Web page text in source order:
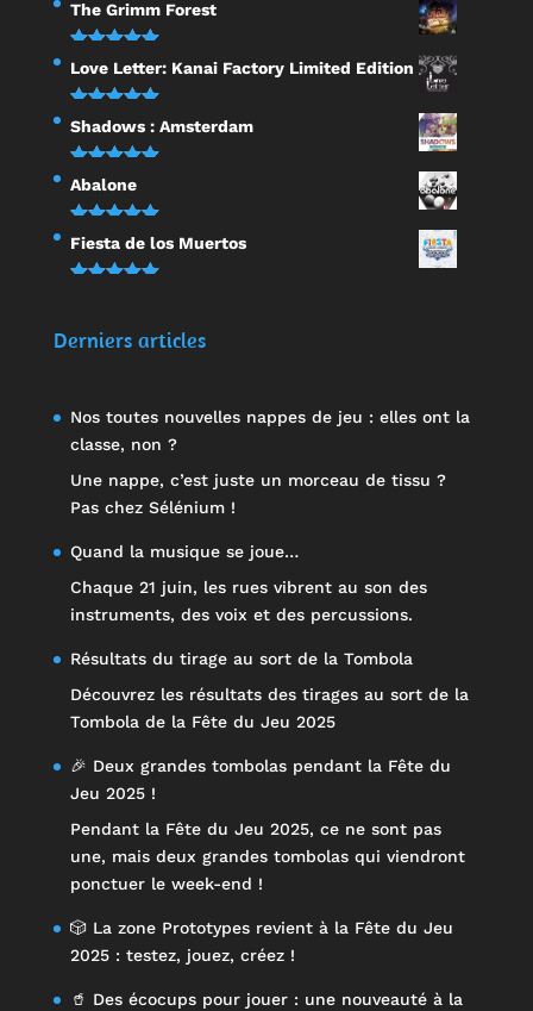
Note5.00
sur 5
The Grimm Forest
Note 5.00
sur 5
Love Letter: Kanai Factory Limited Edition
Note5.00
sur 5
Shadows : Amsterdam
Note5.00
sur 5
Abalone
Note5.00
sur 5
Fiesta de los Muertos
Derniers articles
Nos toutes nouvelles nappes de jeu : elles ont la
classe, non ?
Une nappe, c’est juste un morceau de tissu ?
Pas chez Sélénium !
Quand la musique se joue…
Chaque 21 juin, les rues vibrent au son des
instruments, des voix et des percussions.
Résultats du tirage au sort de la Tombola
Découvrez les résultats des tirages au sort de la
Tombola de la Fête du Jeu 2025
🎉 Deux grandes tombolas pendant la Fête du
Jeu 2025 !
Pendant la Fête du Jeu 2025, ce ne sont pas
une, mais deux grandes tombolas qui viendront
ponctuer le week-end !
🎲 La zone Prototypes revient à la Fête du Jeu
2025 : testez, jouez, créez !
🥤 Des écocups pour jouer : une nouveauté à la